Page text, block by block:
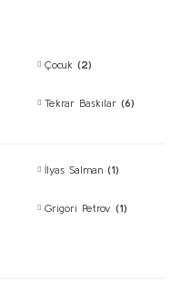
Çocuk (2)
Tekrar Baskılar (6)
İlyas Salman (1)
Grigori Petrov (1)